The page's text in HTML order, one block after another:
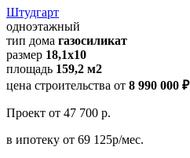
Штудгарт
одноэтажный
тип дома газосиликат
размер 18,1х10
площадь 159,2 м2
цена строительства от 8 990 000 ₽
Проект от 47 700 р.
в ипотеку от 69 125р/мес.